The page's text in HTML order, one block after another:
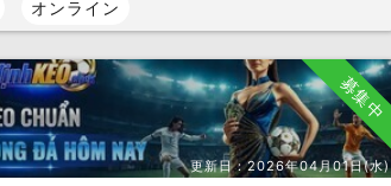
オンライン
募集中
更新日：2026年04月01日(水)